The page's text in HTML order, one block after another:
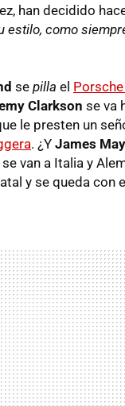
han decidido
estilo, como
se pilla el
Clarkson se va
le presten un
. ¿Y James May
van a Italia y
y se queda con el